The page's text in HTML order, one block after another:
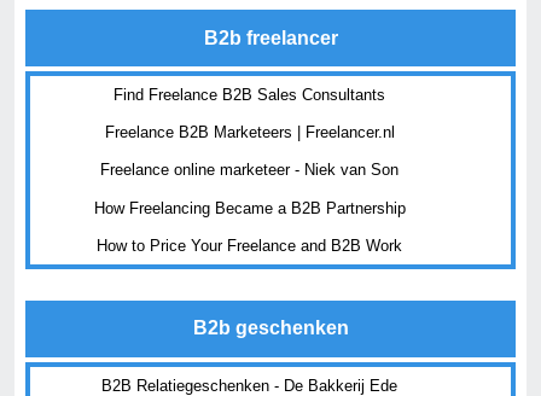
B2b freelancer
Find Freelance B2B Sales Consultants
Freelance B2B Marketeers | Freelancer.nl
Freelance online marketeer - Niek van Son
How Freelancing Became a B2B Partnership
How to Price Your Freelance and B2B Work
B2b geschenken
B2B Relatiegeschenken - De Bakkerij Ede